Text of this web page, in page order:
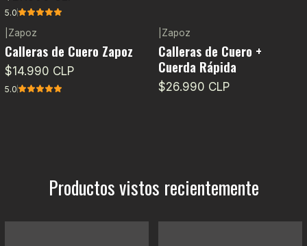
5.0
Zapoz
Calleras de Cuero Zapoz
$14.990 CLP
5.0
Zapoz
Calleras de Cuero +
Cuerda Rápida
$26.990 CLP
Productos vistos recientemente